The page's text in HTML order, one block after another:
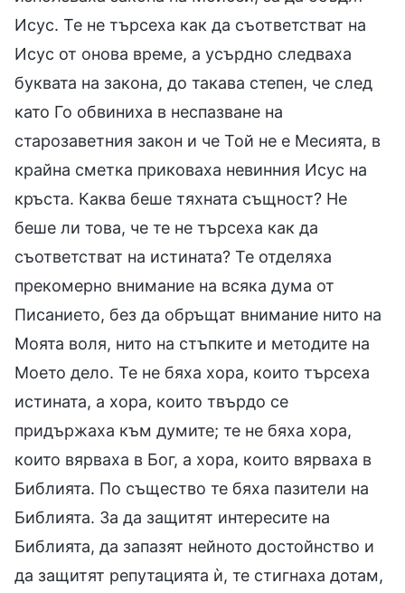
Исус. Те не търсеха как да съответстват на
Исус от онова време, а усърдно следваха
буквата на закона, до такава степен, че след
като Го обвиниха в неспазване на
старозаветния закон и че Той не е Месията, в
крайна сметка приковаха невинния Исус на
кръста. Каква беше тяхната същност? Не
беше ли това, че те не търсеха как да
съответстват на истината? Те отделяха
прекомерно внимание на всяка дума от
Писанието, без да обръщат внимание нито на
Моята воля, нито на стъпките и методите на
Моето дело. Те не бяха хора, които търсеха
истината, а хора, които твърдо се
придържаха към думите; те не бяха хора,
които вярваха в Бог, а хора, които вярваха в
Библията. По същество те бяха пазители на
Библията. За да защитят интересите на
Библията, да запазят нейното достойнство и
да защитят репутацията ѝ, те стигнаха дотам,